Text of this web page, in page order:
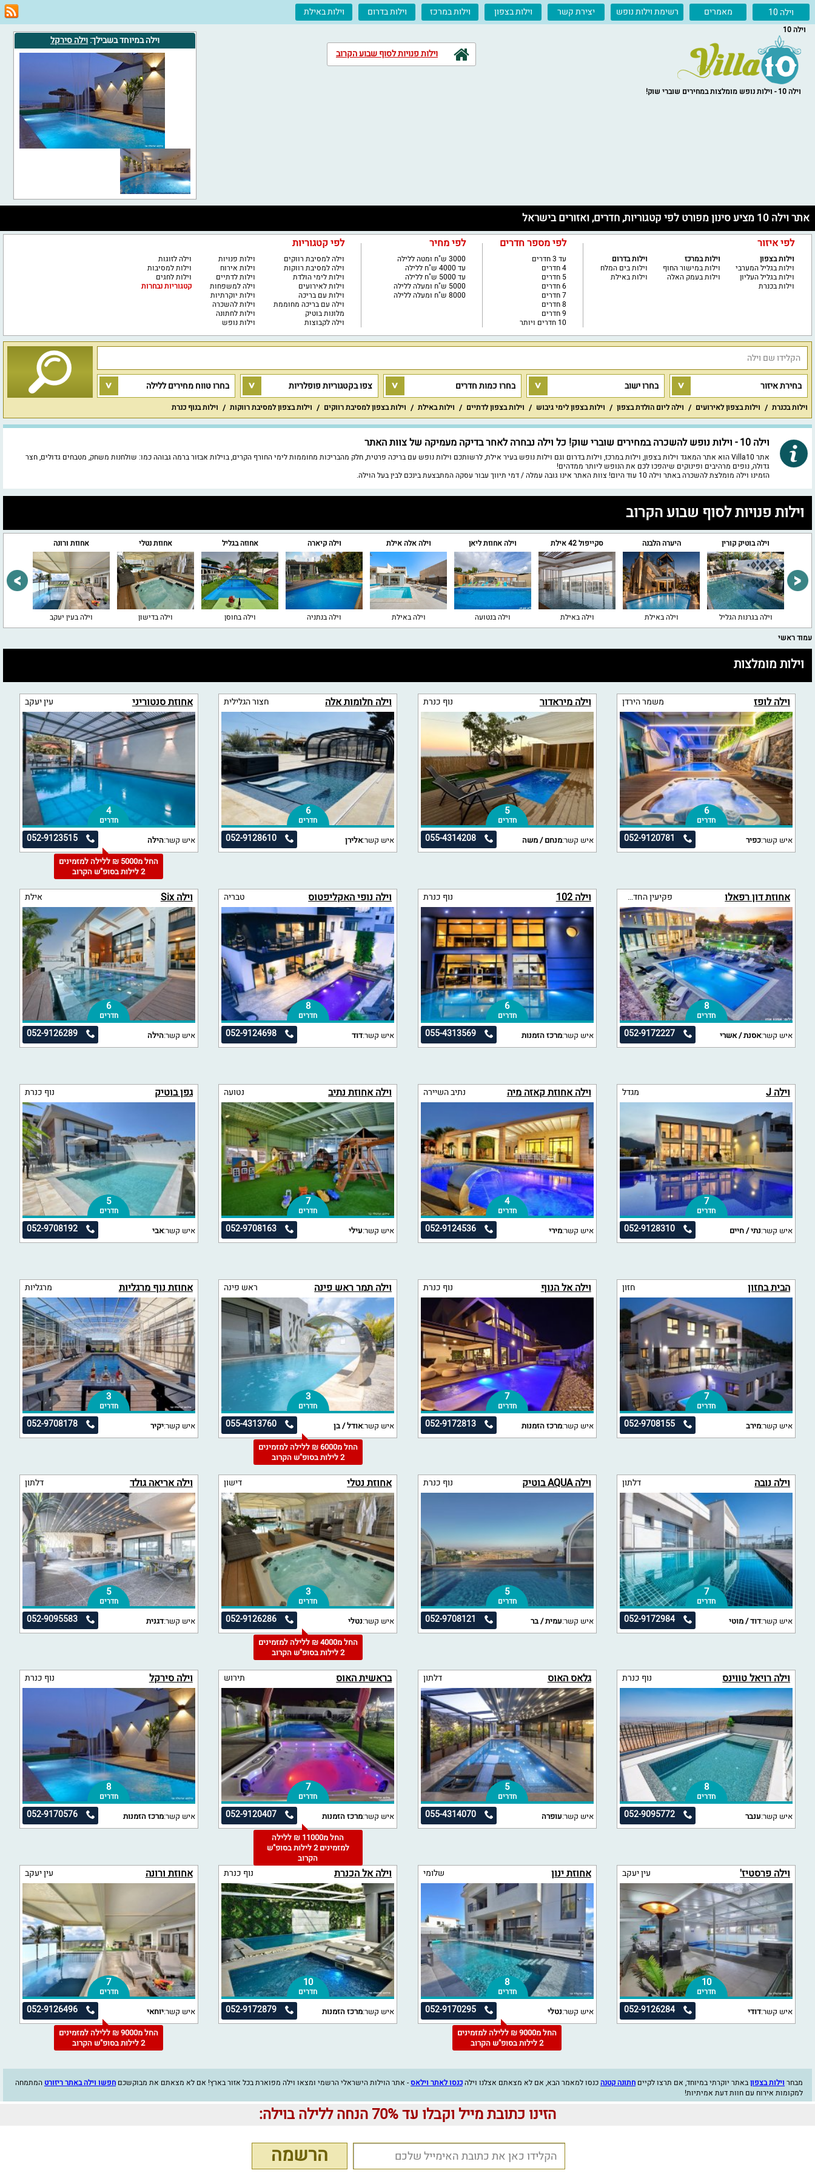
וילה 10 מאמרים רשימת וילות נופש יצירת קשר וילות בצפון וילות במרכז וילות בדרום וילות באילת
וילה 10
וילות פנויות לסוף שבוע הקרוב
וילה במיוחד בשבילך:וילה סירקל
וילה 10 - וילות נופש מומלצות במחירים שוברי שוק!
אתר וילה 10 מציע סינון מפורט לפי קטגוריות, חדרים, ואזורים בישראל
לפי איזור
וילות בצפון
וילות בגליל המערבי
וילות בגליל העליון
וילות בכנרת
וילות במרכז
וילות במישור החוף
וילות בעמק האלה
וילות בדרום
וילות בים המלח
וילות באילת
לפי מספר חדרים
עד 3 חדרים
4 חדרים
5 חדרים
6 חדרים
7 חדרים
8 חדרים
9 חדרים
10 חדרים ויותר
לפי מחיר
3000 ש"ח ומטה ללילה
עד 4000 ש"ח ללילה
עד 5000 ש"ח ללילה
5000 ש"ח ומעלה ללילה
8000 ש"ח ומעלה ללילה
לפי קטגוריות
וילה למסיבת רווקים
וילה למסיבת רווקות
וילות לימי הולדת
וילות לאירועים
וילות עם בריכה
וילה עם בריכה מחוממת
מלונות בוטיק
וילה לקבוצות
וילות פנויות
וילות אירוח
וילות לדתיים
וילה למשפחות
וילות יוקרתיות
וילות להשכרה
וילות לחתונה
וילות נופש
וילה לזוגות
וילות למסיבות
וילות לחגים
קטגוריות נבחרות
בחירת איזור בחרו ישוב בחרו כמות חדרים צפו בקטגוריות פופלריות בחרו טווח מחירים ללילה
וילות בכנרת וילות בצפון לאירועים וילה ליום הולדת בצפון וילות בצפון לימי גיבוש וילות בצפון לדתיים וילות באילת וילות בצפון למסיבת רווקים וילות בצפון למסיבת רווקות וילות בנוף כנרת
וילה 10 - וילות נופש להשכרה במחירים שוברי שוק! כל וילה נבחרה לאחר בדיקה מעמיקה של צוות האתר
אתר Villa10 הוא אתר המאגד וילות בצפון, וילות במרכז, וילות בדרום וגם וילות נופש בעיר אילת, לרשותכם וילות נופש עם בריכה פרטית, חלק מהבריכות מחוממות לימי החורף הקרים, בוילות אבזור ברמה גבוהה כמו: שולחנות משחק, מטבחים גדולים, חצר
גדולה, נופים מרהיבים ופינוקים שיהפכו לכם את הנופש ליותר ממדהים!
הזמינו וילה מומלצת להשכרה באתר וילה 10 עוד היום! צוות האתר אינו גובה עמלה / דמי תיווך עבור עסקה המתבצעת בינכם לבין בעל הוילה.
וילות פנויות לסוף שבוע הקרוב
אחוזת ורונה
וילה בעין יעקב
אחוזת נטלי
וילה בדישון
אחוזה בגליל
וילה בחוסן
וילה קיארה
וילה בנתניה
וילה אלה אילת
וילה באילת
וילה אחוזת ליאן
וילה בנטועה
סקייפול 42 אילת
וילה באילת
היערה הלבנה
וילה באילת
וילה בוטיק קורין
וילה בגרנות הגליל
עמוד ראשי
וילות מומלצות
וילה לופז משמר הירדן
6
חדרים
052-9120781 איש קשר:כפיר
וילה מיראדור נוף כנרת
5
חדרים
055-4314208 איש קשר:מנחם / משה
וילה חלומות אלה חצור הגלילית
6
חדרים
052-9128610 איש קשר:אלירן
אחוזת סנטוריני עין יעקב
4
חדרים
052-9123515 איש קשר:הילה
החל מ5000 ₪ ללילה למזמינים
2 לילות בסופ"ש הקרוב
אחוזת דון רפאלו פקיעין החדשה
8
חדרים
052-9172227 איש קשר:אסנת / אשרי
וילה 102 נוף כנרת
6
חדרים
055-4313569 איש קשר:מרכז הזמנות
וילה נופי האקליפטוס טבריה
8
חדרים
052-9124698 איש קשר:דוד
וילה Six אילת
6
חדרים
052-9126289 איש קשר:הילה
וילה J מגדל
7
חדרים
052-9128310 איש קשר:נתי / חיים
וילה אחוזת קאזה מיה נתיב השיירה
4
חדרים
052-9124536 איש קשר:מירי
וילה אחוזת נתיב נטועה
7
חדרים
052-9708163 איש קשר:עילי
גפן בוטיק נוף כנרת
5
חדרים
052-9708192 איש קשר:אבי
הבית בחזון חזון
7
חדרים
052-9708155 איש קשר:מירב
וילה אל הנוף נוף כנרת
7
חדרים
052-9172813 איש קשר:מרכז הזמנות
וילה תמר ראש פינה ראש פינה
3
חדרים
055-4313760 איש קשר:אודל / בן
החל מ6000 ₪ ללילה למזמינים
2 לילות בסופ"ש הקרוב
אחוזת נוף מרגליות מרגליות
3
חדרים
052-9708178 איש קשר:יקיר
וילה נובה דלתון
7
חדרים
052-9172984 איש קשר:דוד / מוטי
וילה AQUA בוטיק נוף כנרת
5
חדרים
052-9708121 איש קשר:עמית / בר
אחוזת נטלי דישון
3
חדרים
052-9126286 איש קשר:נטלי
החל מ4000 ₪ ללילה למזמינים
2 לילות בסופ"ש הקרוב
וילה אריאה גולד דלתון
5
חדרים
052-9095583 איש קשר:דגנית
וילה רויאל טווינס נוף כנרת
8
חדרים
052-9095772 איש קשר:ענבר
גלאס האוס דלתון
5
חדרים
055-4314070 איש קשר:עופרה
בראשית האוס תירוש
7
חדרים
052-9120407 איש קשר:מרכז הזמנות
החל מ11000 ₪ ללילה
למזמינים 2 לילות בסופ"ש
הקרוב
וילה סירקל נוף כנרת
8
חדרים
052-9170576 איש קשר:מרכז הזמנות
וילה פרסטיז' עין יעקב
10
חדרים
052-9126284 איש קשר:דודי
אחוזת ינון שלומי
8
חדרים
052-9170295 איש קשר:נטלי
החל מ9000 ₪ ללילה למזמינים
2 לילות בסופ"ש הקרוב
וילה אל הכנרת נוף כנרת
10
חדרים
052-9172879 איש קשר:מרכז הזמנות
אחוזת ורונה עין יעקב
7
חדרים
052-9126496 איש קשר:יוחאי
החל מ9000 ₪ ללילה למזמינים
2 לילות בסופ"ש הקרוב
מבחר וילות בצפוןבאתר יוקרתי במיוחד, אם תרצו לקיים חתונה קטנהכנסו למאמר הבא, אם לא מצאתם אצלנו וילהכנסו לאתר וילאס- אתר הוילות הישראלי הרשמי ומצאו וילה מפוארת בכל אזור בארץ! אם לא מצאתם את מבוקשכם חפשו וילה באתר ריזורט המתמחה
למקומות אירוח עם חוות דעת אמיתיות!
הזינו כתובת מייל וקבלו עד 70% הנחה ללילה בוילה:
הרשמה